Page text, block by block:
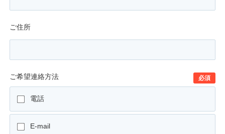
ご住所
ご希望連絡方法 必須
電話
E-mail